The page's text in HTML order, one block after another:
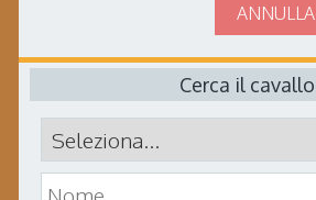
ANNULLA
Cerca il cavallo